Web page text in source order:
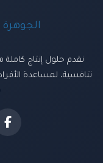
الجوهرة
نقدم حلول إنتاج كاملة
تنافسية، لمساعدة